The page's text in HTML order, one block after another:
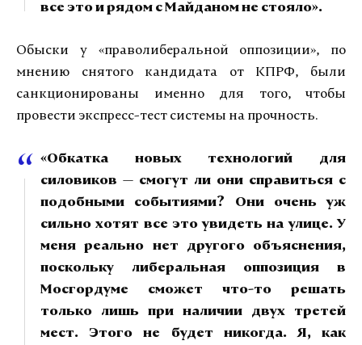
все это и рядом с Майданом не стояло».
Обыски у «праволиберальной оппозиции», по
мнению снятого кандидата от КПРФ, были
санкционированы именно для того, чтобы
провести экспресс-тест системы на прочность.
«Обкатка новых технологий для
силовиков — смогут ли они справиться с
подобными событиями? Они очень уж
сильно хотят все это увидеть на улице. У
меня реально нет другого объяснения,
поскольку либеральная оппозиция в
Мосгордуме сможет что-то решать
только лишь при наличии двух третей
мест. Этого не будет никогда. Я, как